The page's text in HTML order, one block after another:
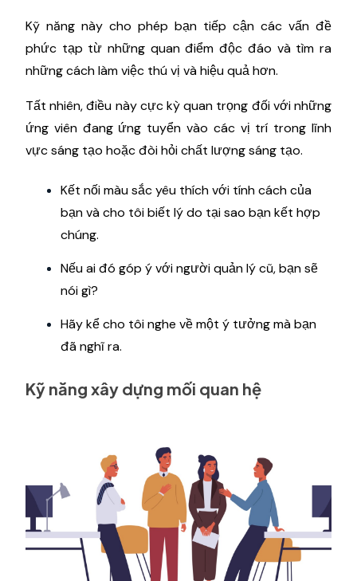
Kỹ năng này cho phép bạn tiếp cận các vấn đề
phức tạp từ những quan điểm độc đáo và tìm ra
những cách làm việc thú vị và hiệu quả hơn.
Tất nhiên, điều này cực kỳ quan trọng đối với những
ứng viên đang ứng tuyển vào các vị trí trong lĩnh
vực sáng tạo hoặc đòi hỏi chất lượng sáng tạo.
Kết nối màu sắc yêu thích với tính cách của
bạn và cho tôi biết lý do tại sao bạn kết hợp
chúng.
Nếu ai đó góp ý với người quản lý cũ, bạn sẽ
nói gì?
Hãy kể cho tôi nghe về một ý tưởng mà bạn
đã nghĩ ra.
Kỹ năng xây dựng mối quan hệ